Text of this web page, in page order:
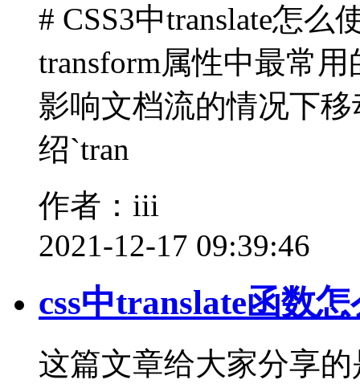
# CSS3中translate怎么
transform属性中最常
影响文档流的情况下
绍`tran
作者：iii
2021-12-17 09:39:46
css中translate函数
这篇文章给大家分享的